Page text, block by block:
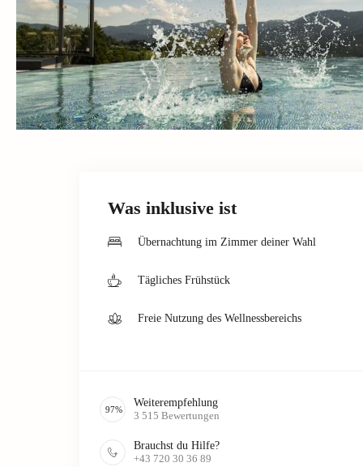
Was inklusive ist
Übernachtung im Zimmer deiner Wahl
Tägliches Frühstück
Freie Nutzung des Wellnessbereichs
97%
Weiterempfehlung
3 515 Bewertungen
Brauchst du Hilfe?
+43 720 30 36 89